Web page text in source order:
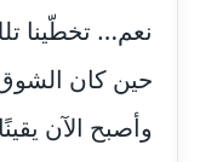
عاملة
مدونة
عاملة
نعم… تخطّينا
حين كان الشوق
وأصبح الآن